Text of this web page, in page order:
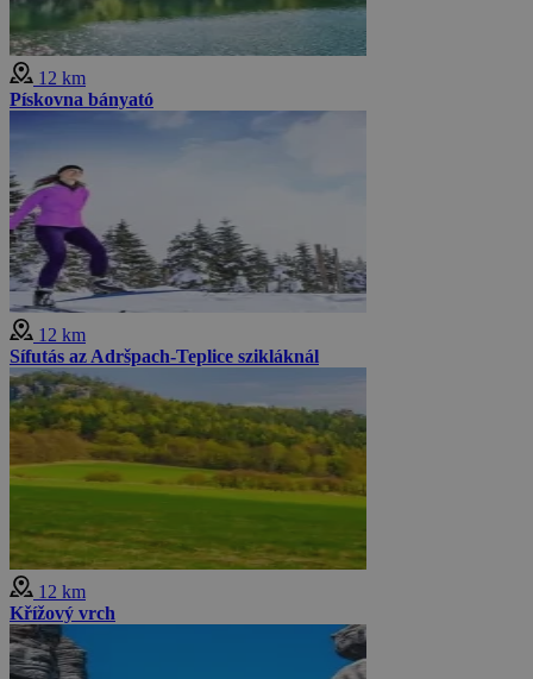
12 km
Pískovna bányató
12 km
Sífutás az Adršpach-Teplice szikláknál
12 km
Křížový vrch